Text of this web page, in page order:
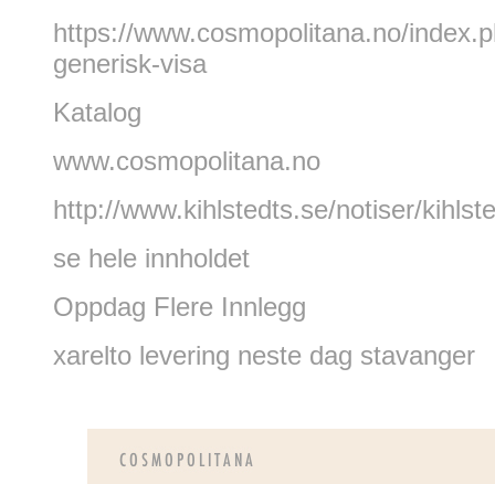
https://www.cosmopolitana.no/
generisk-visa
Katalog
www.cosmopolitana.no
http://www.kihlstedts.se/notiser/
se hele innholdet
Oppdag Flere Innlegg
xarelto levering neste dag stavanger